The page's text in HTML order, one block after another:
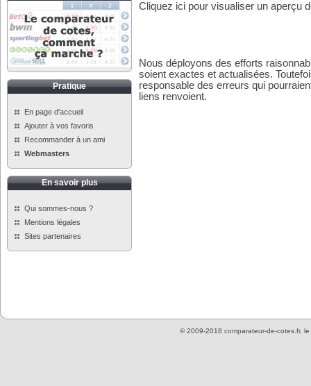
Pratique
En page d'accueil
Ajouter à vos favoris
Recommander à un ami
Webmasters
En savoir plus
Qui sommes-nous ?
Mentions légales
Sites partenaires
Cliquez ici pour visualiser un aperçu
Nous déployons des efforts
soient exactes et actualisées.
responsable des erreurs qui
liens renvoient.
© 2009-2018 comparateur-de-cotes.fr, le